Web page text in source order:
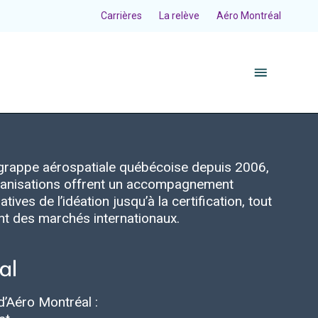
Carrières La relève Aéro Montréal
aérospatiale québécoise depuis 2006,
offrent un accompagnement
de l’idéation jusqu’à la certification, tout
des marchés internationaux.
Montréal :